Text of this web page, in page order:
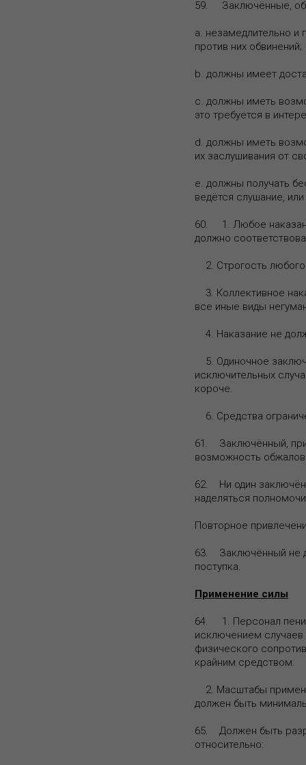
59. Заключённые,
a. незамедлительно
против них обвинений;
b. должны имеет
c. должны иметь
это требуется в
d. должны иметь
их заслушивания от
e. должны получать
ведётся слушание,
60. 1. Любое
должно
2. Строгость
3. Коллективное
все иные виды
4. Наказание не
5. Одиночное
исключительных
короче.
6. Средства
61. Заключённый,
возможность
62. Ни один
наделяться
Повторное
63. Заключённый не
поступка.
Применение силы
64. 1. Персонал
исключением случаев
физического
крайним средством.
2. Масштабы
должен быть
65. Должен быть
относительно: